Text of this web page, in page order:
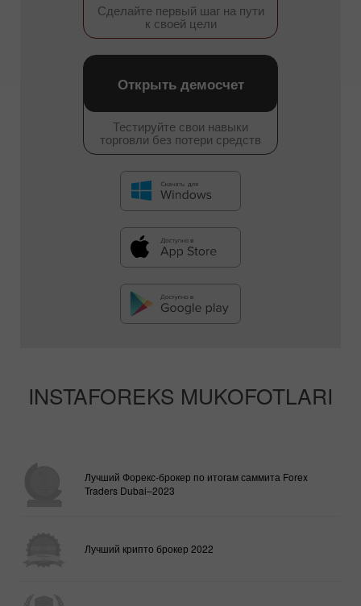
Сделайте первый шаг на пути
к своей цели
Тестируйте свои навыки
торговли без потери средств
Открыть демосчет
INSTAFOREKS MUKOFOTLARI
Лучший Форекс-брокер по итогам саммита Forex
Traders Dubai–2023
Лучший крипто брокер 2022